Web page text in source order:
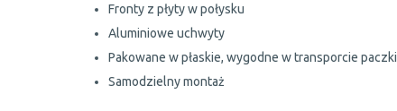
Fronty z płyty w połysku
Aluminiowe uchwyty
Pakowane w płaskie, wygodne w transporcie paczki
Samodzielny montaż